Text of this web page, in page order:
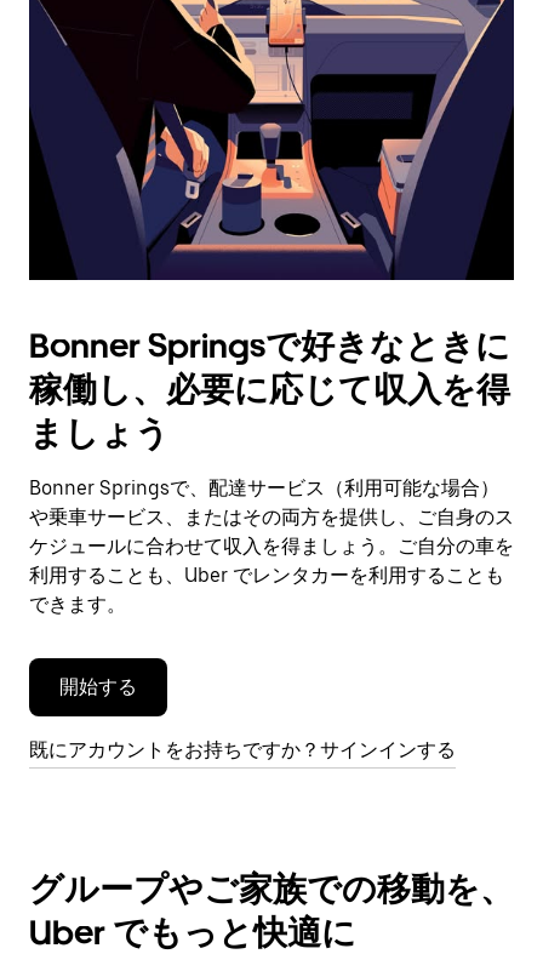
作
し、
を
選
択
す。
ン
で
カ
レ
ン
ー
を
閉
じ
ま
す。
Bonner Springsで好きなときに
稼働し、必要に応じて収入を得
ましょう
Bonner Springsで、配達サービス（利用可能な場合）
や乗車サービス、またはその両方を提供し、ご自身のス
ケジュールに合わせて収入を得ましょう。ご自分の車を
利用することも、Uber でレンタカーを利用することも
できます。
開始する
既にアカウントをお持ちですか？サインインする
グループやご家族での移動を、
Uber でもっと快適に